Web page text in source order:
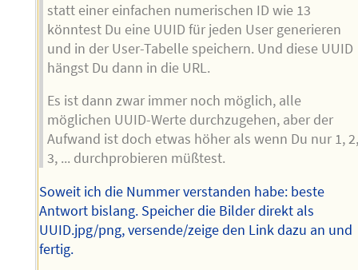
statt einer einfachen numerischen ID wie 13
könntest Du eine UUID für jeden User generieren
und in der User-Tabelle speichern. Und diese UUID
hängst Du dann in die URL.
Es ist dann zwar immer noch möglich, alle
möglichen UUID-Werte durchzugehen, aber der
Aufwand ist doch etwas höher als wenn Du nur 1,
3, ... durchprobieren müßtest.
Soweit ich die Nummer verstanden habe: beste
Antwort bislang. Speicher die Bilder direkt als
UUID.jpg/png, versende/zeige den Link dazu an und
fertig.